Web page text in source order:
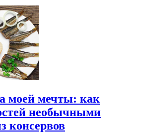
моей мечты: как
необычными
консервов